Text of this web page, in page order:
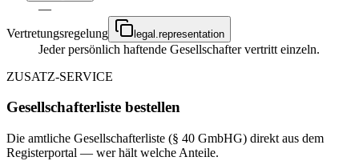
—
Vertretungsregelung
legal.representation
Jeder persönlich haftende Gesellschafter vertritt einzeln.
ZUSATZ-SERVICE
Gesellschafterliste bestellen
Die amtliche Gesellschafterliste (§ 40 GmbHG) direkt aus dem
Registerportal — wer hält welche Anteile.